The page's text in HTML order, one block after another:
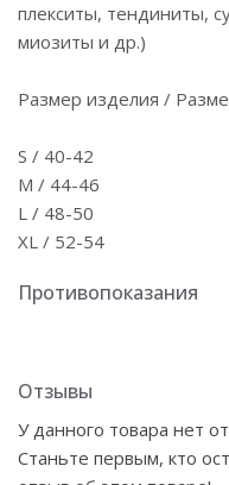
плекситы, тендиниты,
миозиты и др.)
Размер изделия /
S / 40-42
M / 44-46
L / 48-50
XL / 52-54
Противопоказания
Отзывы
У данного товара нет
Станьте первым, кто